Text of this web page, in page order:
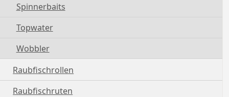
Spinnerbaits
Topwater
Wobbler
Raubfischrollen
Raubfischruten